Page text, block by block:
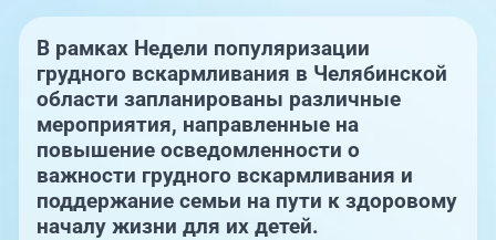
Новости
Пациентам
PreventAGE
+7 (351) 220-03-03
Центр амбулаторной
онкологической помощи
+7 (7142) 927-003
Справочный телефон для
жителей Казахстана
В рамках Недели популяризации
грудного вскармливания в Челябинской
области запланированы различные
мероприятия, направленные на
повышение осведомленности о
важности грудного вскармливания и
поддержание семьи на пути к здоровому
началу жизни для их детей.